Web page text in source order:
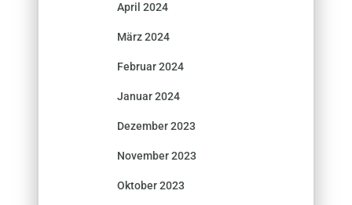
April 2024
März 2024
Februar 2024
Januar 2024
Dezember 2023
November 2023
Oktober 2023